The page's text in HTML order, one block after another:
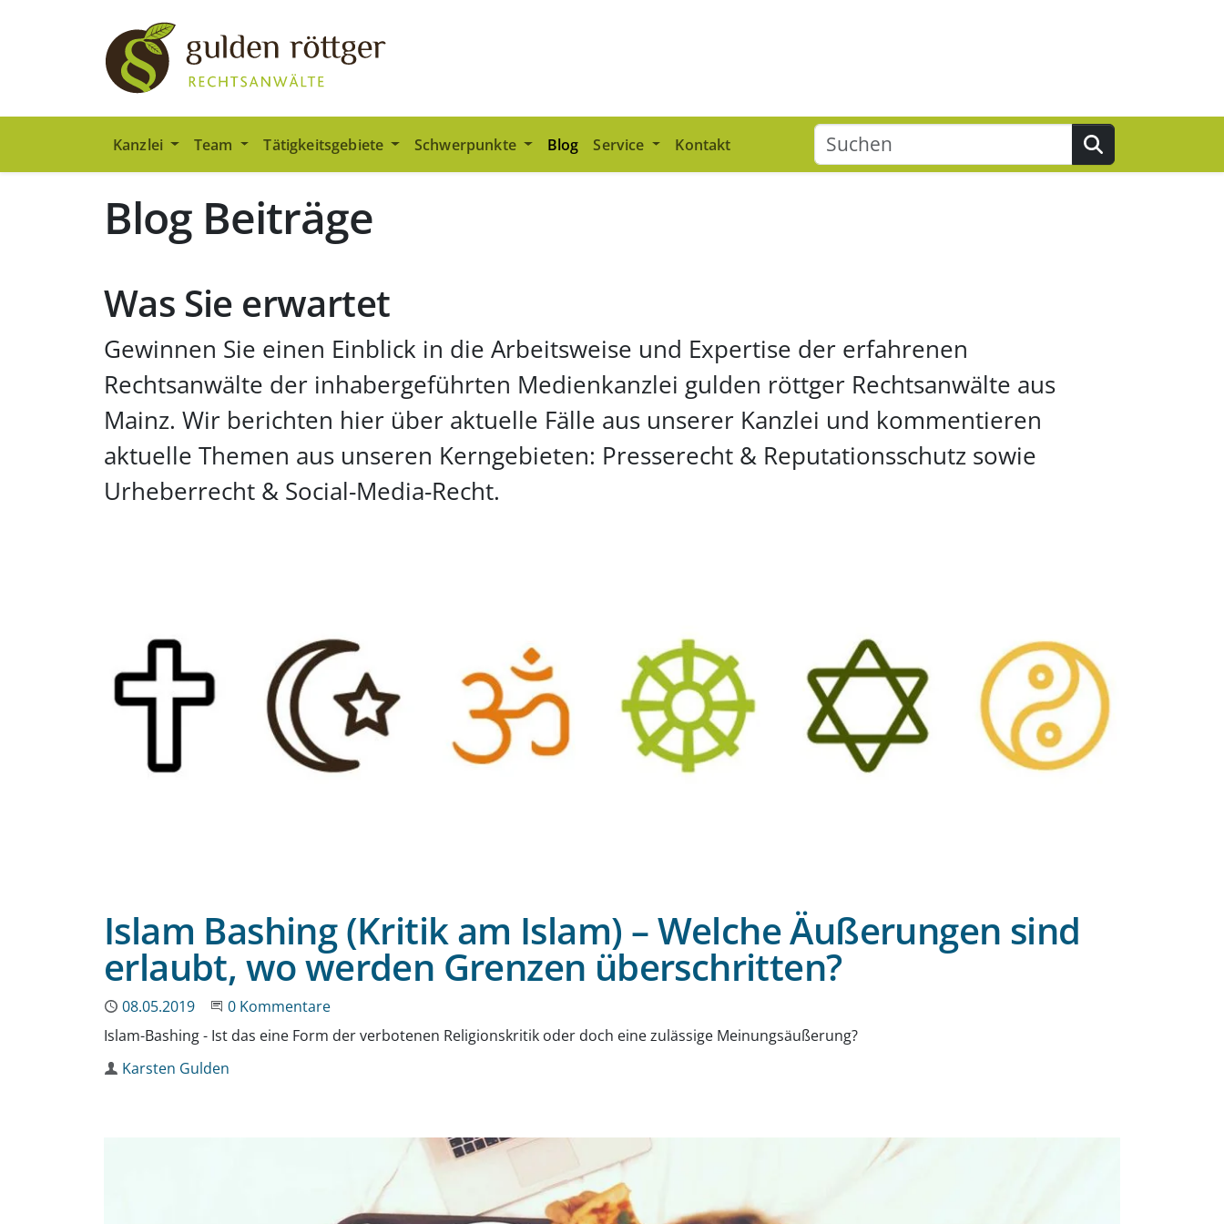
Kanzlei Team Tätigkeitsgebiete Schwerpunkte Blog Service Kontakt
Suchen
Blog Beiträge
Was Sie erwartet
Gewinnen Sie einen Einblick in die Arbeitsweise und Expertise der erfahrenen
Rechtsanwälte der inhabergeführten Medienkanzlei gulden röttger Rechtsanwälte aus
Mainz. Wir berichten hier über aktuelle Fälle aus unserer Kanzlei und kommentieren
aktuelle Themen aus unseren Kerngebieten: Presserecht & Reputationsschutz sowie
Urheberrecht & Social-Media-Recht.
Islam Bashing (Kritik am Islam) – Welche Äußerungen sind
erlaubt, wo werden Grenzen überschritten?
Publiziert
08.05.2019 Beginne eine Unterhaltung
0 Kommentare
Islam-Bashing - Ist das eine Form der verbotenen Religionskritik oder doch eine zulässige Meinungsäußerung?
Autor
Karsten Gulden